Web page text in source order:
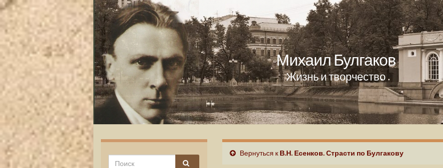
Михаил Булгаков
Жизнь и творчество
Вернуться к В.Н. Есенков. Страсти по Булгакову